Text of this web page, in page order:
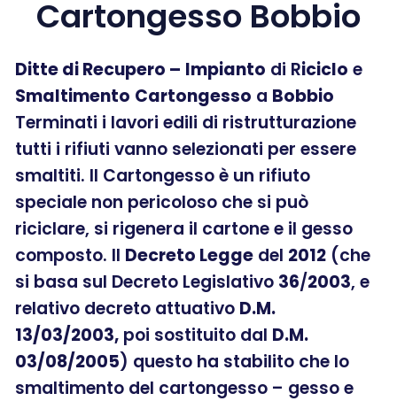
Cartongesso Bobbio
Ditte di Recupero – Impianto di Riciclo e
Smaltimento Cartongesso a Bobbio
Terminati i lavori edili di ristrutturazione
tutti i rifiuti vanno selezionati per essere
smaltiti. Il Cartongesso è un rifiuto
speciale non pericoloso che si può
riciclare, si rigenera il cartone e il gesso
composto. Il Decreto Legge del 2012 (che
si basa sul Decreto Legislativo 36/2003, e
relativo decreto attuativo D.M.
13/03/2003, poi sostituito dal D.M.
03/08/2005) questo ha stabilito che lo
smaltimento del cartongesso – gesso e